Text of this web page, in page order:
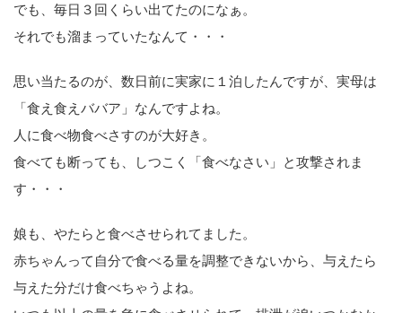
でも、毎日３回くらい出てたのになぁ。
それでも溜まっていたなんて・・・
思い当たるのが、数日前に実家に１泊したんですが、実母は
「食え食えババア」なんですよね。
人に食べ物食べさすのが大好き。
食べても断っても、しつこく「食べなさい」と攻撃されま
す・・・
娘も、やたらと食べさせられてました。
赤ちゃんって自分で食べる量を調整できないから、与えたら
与えた分だけ食べちゃうよね。